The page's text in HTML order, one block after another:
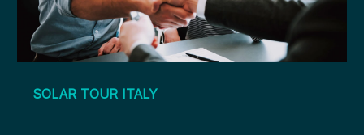
SOLAR TOUR ITALY